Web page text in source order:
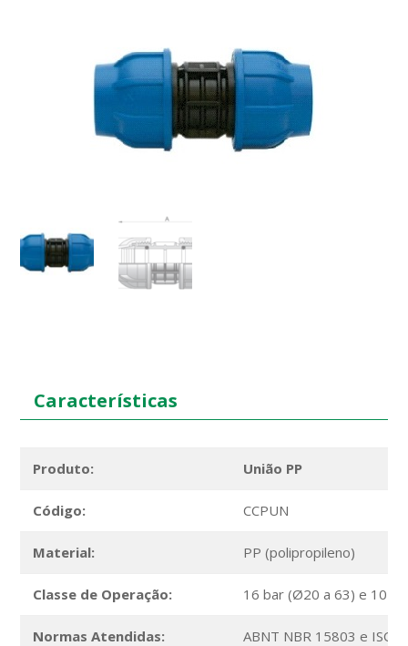
Características
Produto: União PP
Código: CCPUN
Material: PP (polipropileno)
Classe de Operação: 16 bar (Ø20 a 63) e 10
Normas Atendidas: ABNT NBR 15803 e ISO